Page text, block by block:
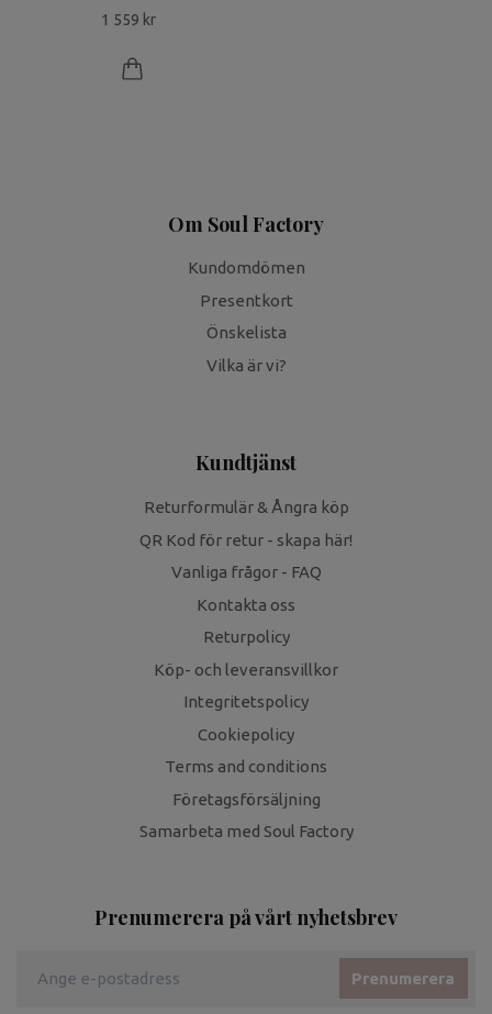
1 559 kr
Om Soul Factory
Kundomdömen
Presentkort
Önskelista
Vilka är vi?
Kundtjänst
Returformulär & Ångra köp
QR Kod för retur - skapa här!
Vanliga frågor - FAQ
Kontakta oss
Returpolicy
Köp- och leveransvillkor
Integritetspolicy
Cookiepolicy
Terms and conditions
Företagsförsäljning
Samarbeta med Soul Factory
Prenumerera på vårt nyhetsbrev
Prenumerera